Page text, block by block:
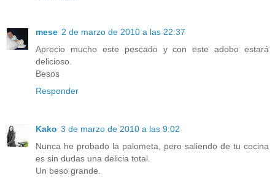
mese 2 de marzo de 2010 a las 22:37
Aprecio mucho este pescado y con este adobo estará
delicioso.
Besos
Responder
Kako 3 de marzo de 2010 a las 9:02
Nunca he probado la palometa, pero saliendo de tu cocina
es sin dudas una delicia total.
Un beso grande.